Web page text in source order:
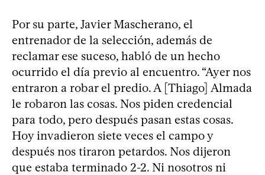
Por su parte, Javier Mascherano, el
entrenador de la selección, además de
reclamar ese suceso, habló de un hecho
ocurrido el día previo al encuentro. “Ayer nos
entraron a robar el predio. A [Thiago] Almada
le robaron las cosas. Nos piden credencial
para todo, pero después pasan estas cosas.
Hoy invadieron siete veces el campo y
después nos tiraron petardos. Nos dijeron
que estaba terminado 2-2. Ni nosotros ni